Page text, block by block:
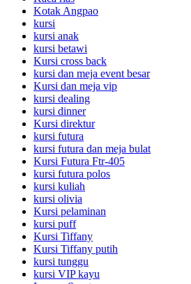
Kotak Angpao
kursi
kursi anak
kursi betawi
Kursi cross back
kursi dan meja event besar
Kursi dan meja vip
kursi dealing
kursi dinner
Kursi direktur
kursi futura
kursi futura dan meja bulat
Kursi Futura Ftr-405
kursi futura polos
kursi kuliah
kursi olivia
Kursi pelaminan
kursi puff
Kursi Tiffany
Kursi Tiffany putih
kursi tunggu
kursi VIP kayu